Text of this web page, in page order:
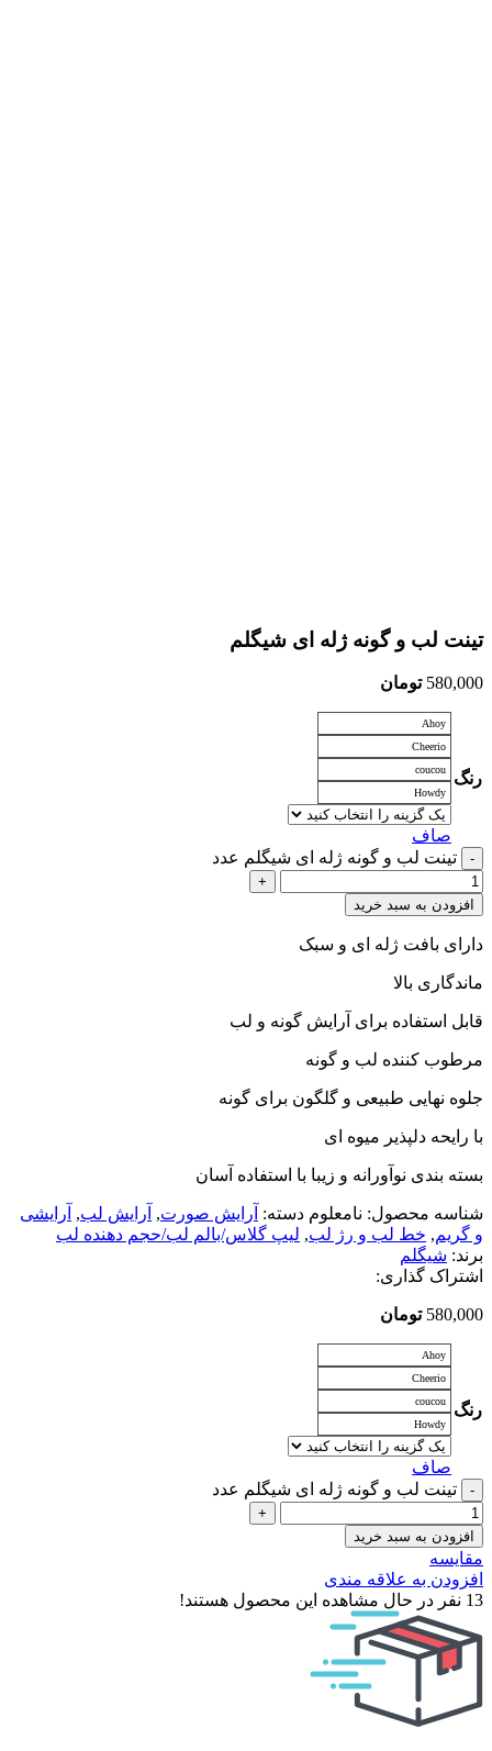
تینت لب و گونه ژله ای شیگلم
580,000 تومان
رنگ
Ahoy
Cheerio
coucou
Howdy
صاف
تینت لب و گونه ژله ای شیگلم عدد
افزودن به سبد خرید
دارای بافت ژله ای و سبک
ماندگاری بالا
قابل استفاده برای آرایش گونه و لب
مرطوب کننده لب و گونه
جلوه نهایی طبیعی و گلگون برای گونه
با رایحه دلپذیر میوه ای
بسته بندی نوآورانه و زیبا با استفاده آسان
شناسه محصول: نامعلوم دسته: آرایش صورت, آرایش لب, آرایشی
و گریم, خط لب و رژ لب, لیپ گلاس/بالم لب/حجم دهنده لب
برند: شیگلم
اشتراک گذاری:
580,000 تومان
رنگ
Ahoy
Cheerio
coucou
Howdy
صاف
تینت لب و گونه ژله ای شیگلم عدد
افزودن به سبد خرید
مقایسه
افزودن به علاقه مندی
13 نفر در حال مشاهده این محصول هستند!